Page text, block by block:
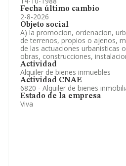
Fecha último cambio
2-8-2026
Objeto social
A) la promocion, ordenacion,
de terrenos, propios o ajenos,
de las actuaciones urbanisticas
obras, construcciones,
Actividad
Alquiler de bienes inmuebles
Actividad CNAE
6820 - Alquiler de bienes
Estado de la empresa
Viva